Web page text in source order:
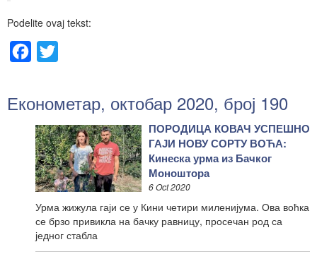
Podelite ovaj tekst:
Facebook
Економетар, октобар 2020, број 190
ПОРОДИЦА КОВАЧ УСПЕШНО
ГАЈИ НОВУ СОРТУ ВОЋА:
Кинеска урма из Бачког
Моноштора
6 Oct 2020
Урма жижула гаји се у Кини четири миленијума. Ова воћка
се брзо привикла на бачку равницу, просечан род са
једног стабла